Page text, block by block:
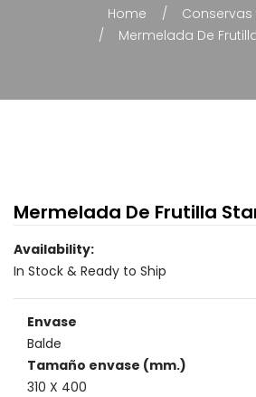
Home
Conservas
Mermelada De
Mermelada De Frutilla
Availability:
In Stock & Ready to Ship
Envase
Balde
Tamaño envase (mm.)
310 X 400